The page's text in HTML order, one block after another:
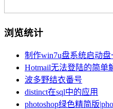
浏览统计
制作win7u盘系统启动
Hotmail无法登陆的简单
波多野结衣番号
distinct在sql中的应用
photoshop绿色精简版